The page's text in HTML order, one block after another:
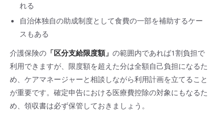
れる
自治体独自の助成制度として食費の一部を補助するケー
スもある
介護保険の 「区分支給限度額」 の範囲内であれば1割負担で
利用できますが、限度額を超えた分は全額自己負担になるた
め、ケアマネージャーと相談しながら利用計画を立てること
が重要です。確定申告における医療費控除の対象にもなるた
め、領収書は必ず保管しておきましょう。